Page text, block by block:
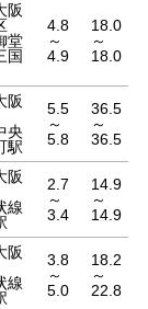
阪
堂
国
4.8
～
4.9
18.0
～
18.0
阪
央
駅
5.5
～
5.8
36.5
～
36.5
阪
線
2.7
～
3.4
14.9
～
14.9
阪
線
3.8
～
5.0
18.2
～
22.8